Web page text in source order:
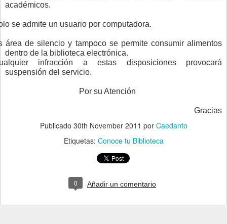
académicos.
se admite un usuario por computadora.
área de silencio y tampoco se permite consumir alimentos
dentro de la biblioteca electrónica.
infracción a estas disposiciones provocará
suspensión del servicio.
Por su Atención
Gracias
Publicado 30th November 2011 por Caedanto
Etiquetas: Conoce tu Biblioteca
0 Añadir un comentario